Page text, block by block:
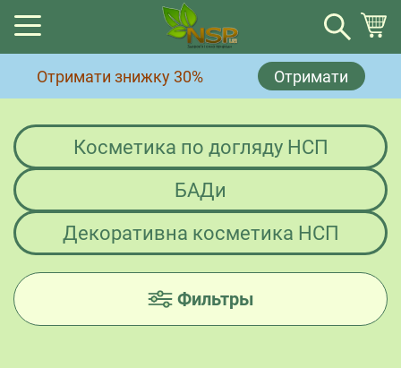
Отримати знижку 30% Отримати
Косметика по догляду НСП
БАДи
Декоративна косметика НСП
Фильтры
Кошик
Немає товарів у кошику.